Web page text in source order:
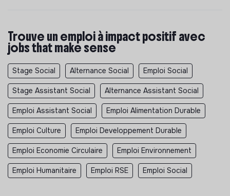
Trouve un emploi à impact positif avec
jobs that make sense
Stage Social Alternance Social Emploi Social
Stage Assistant Social Alternance Assistant Social
Emploi Assistant Social Emploi Alimentation Durable
Emploi Culture Emploi Developpement Durable
Emploi Economie Circulaire Emploi Environnement
Emploi Humanitaire Emploi RSE Emploi Social